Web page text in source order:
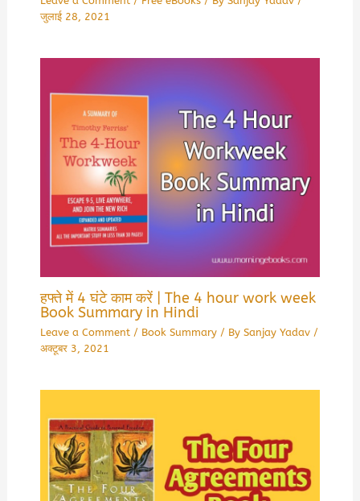
जुलाई 28, 2021
हफ्ते में 4 घंटे काम करें | The 4 hour work week
Book Summary in Hindi
Leave a Comment / Book Summary/ By Sanjay Yadav /
अक्टूबर 3, 2021